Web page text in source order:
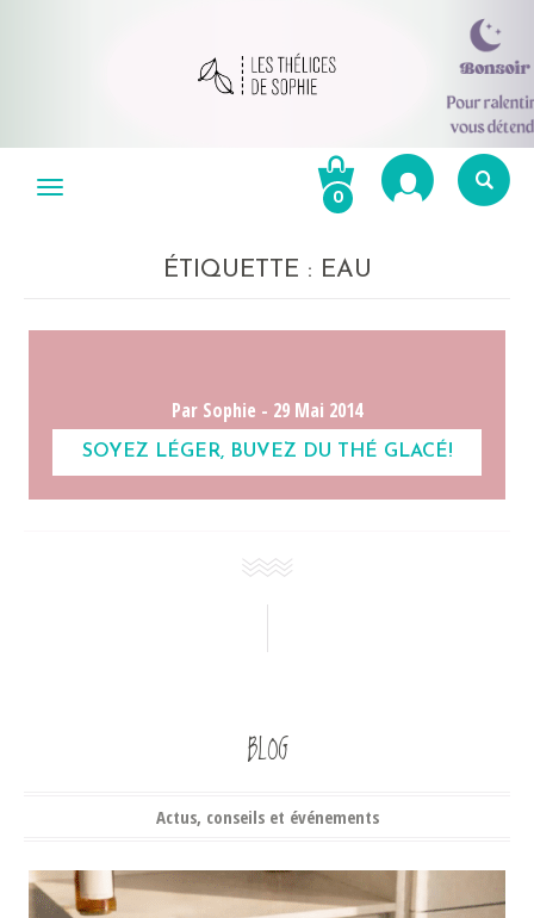
Menu 0
ÉTIQUETTE : EAU
Par Sophie - 29 Mai 2014
SOYEZ LÉGER, BUVEZ DU THÉ GLACÉ!
BLOG
Actus, conseils et événements